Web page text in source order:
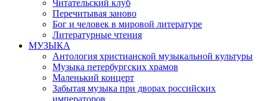
Читательский клуб
Перечитывая заново
Бог и человек в мировой литературе
Литературные чтения
МУЗЫКА
Антология христианской музыкальной культуры
Музыка петербургских храмов
Маленький концерт
Забытая музыка при дворах российских
императоров